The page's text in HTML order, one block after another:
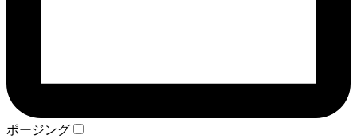
ポージング